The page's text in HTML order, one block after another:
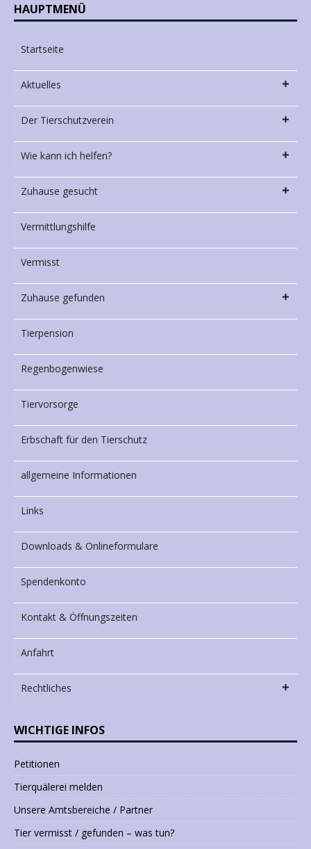
HAUPTMENÜ
Startseite
Aktuelles
Der Tierschutzverein
Wie kann ich helfen?
Zuhause gesucht
Vermittlungshilfe
Vermisst
Zuhause gefunden
Tierpension
Regenbogenwiese
Tiervorsorge
Erbschaft für den Tierschutz
allgemeine Informationen
Links
Downloads & Onlineformulare
Spendenkonto
Kontakt & Öffnungszeiten
Anfahrt
Rechtliches
WICHTIGE INFOS
Petitionen
Tierquälerei melden
Unsere Amtsbereiche / Partner
Tier vermisst / gefunden – was tun?